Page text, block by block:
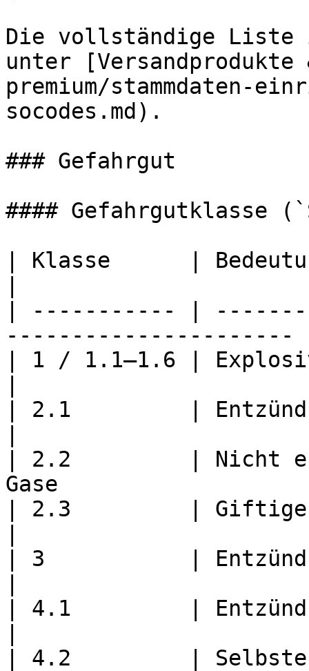
Die vollständige Liste
unter [Versandprodukte
premium/stammdaten-
socodes.md).
### Gefahrgut
#### Gefahrgutklasse
| Klasse      |
| ----------- |
----------------------
| 1 / 1.1–1.6 |
| 2.1         |
| 2.2         | Nicht
Gase
| 2.3         | Giftige
| 3           |
| 4.1         |
| 4.2         |